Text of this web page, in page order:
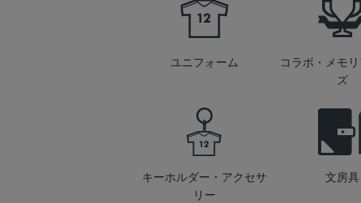
ユニフォーム
コラボ・メモ
ズ
キーホルダー・アクセサ
リー
文房具